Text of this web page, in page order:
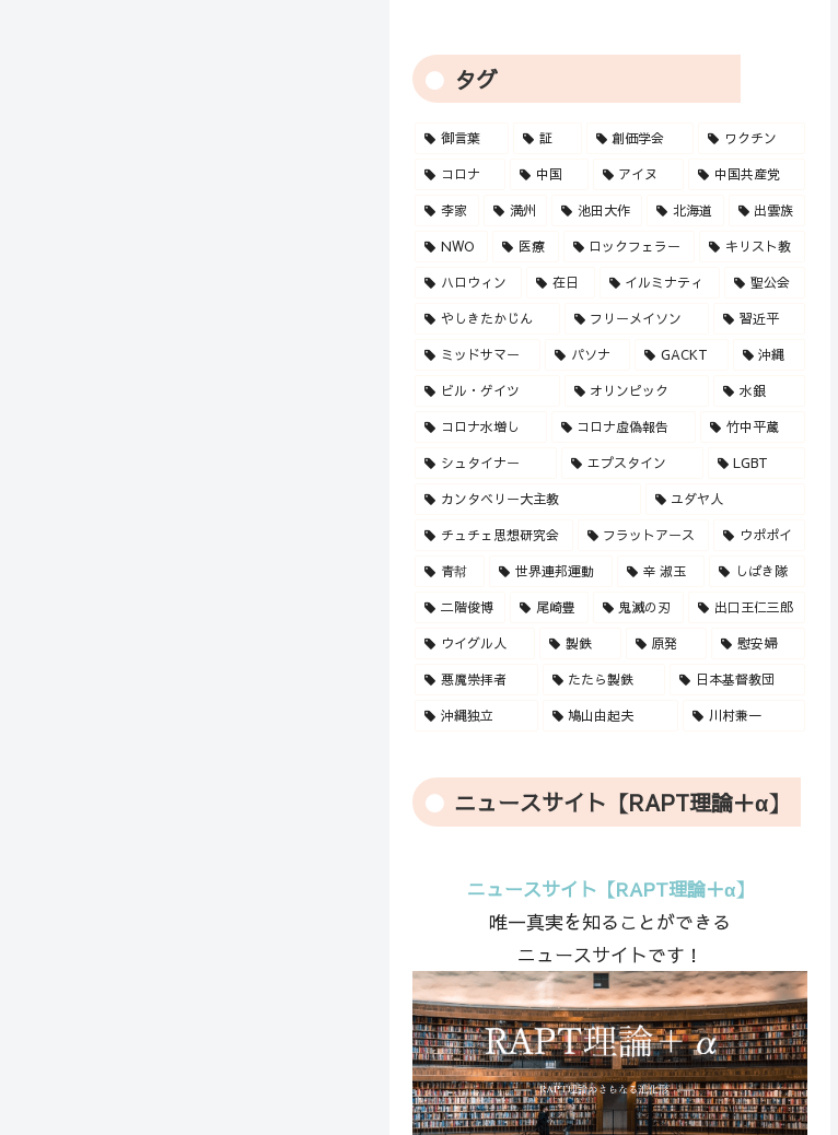
タグ
御言葉 証 創価学会 ワクチン
コロナ 中国 アイヌ 中国共産党
李家 満州 池田大作 北海道 出雲族
NWO 医療 ロックフェラー キリスト教
ハロウィン 在日 イルミナティ 聖公会
やしきたかじん フリーメイソン 習近平
ミッドサマー パソナ GACKT 沖縄
ビル・ゲイツ オリンピック 水銀
コロナ水増し コロナ虚偽報告 竹中平蔵
シュタイナー エプスタイン LGBT
カンタベリー大主教 ユダヤ人
チュチェ思想研究会 フラットアース ウポポイ
青幇 世界連邦運動 辛 淑玉 しばき隊
二階俊博 尾崎豊 鬼滅の刃 出口王仁三郎
ウイグル人 製鉄 原発 慰安婦
悪魔崇拝者 たたら製鉄 日本基督教団
沖縄独立 鳩山由起夫 川村兼一
ニュースサイト【RAPT理論＋α】
ニュースサイト【RAPT理論＋α】
唯一真実を知ることができる
ニュースサイトです！